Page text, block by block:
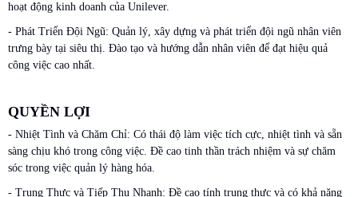
hoạt động kinh doanh của Unilever.
- Phát Triển Đội Ngũ: Quản lý, xây dựng và phát triển đội ngũ nhân viên
trưng bày tại siêu thị. Đào tạo và hướng dẫn nhân viên để đạt hiệu quả
công việc cao nhất.
QUYỀN LỢI
- Nhiệt Tình và Chăm Chỉ: Có thái độ làm việc tích cực, nhiệt tình và sẵn
sàng chịu khó trong công việc. Đề cao tinh thần trách nhiệm và sự chăm
sóc trong việc quản lý hàng hóa.
- Trung Thực và Tiếp Thu Nhanh: Đề cao tính trung thực và có khả năng